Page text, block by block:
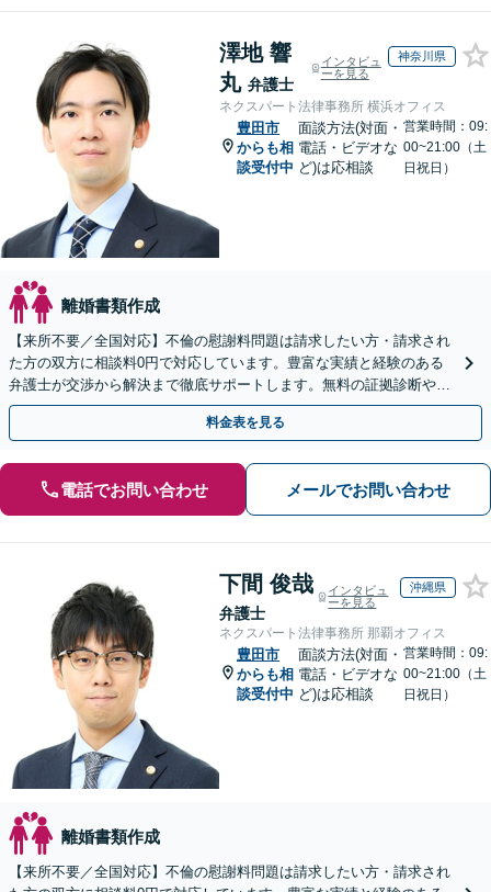
澤地 響
丸 弁護士
インタビュ
ーを見る
神奈川県
ネクスパート法律事務所 横浜オフィス
豊田市
からも相
談受付中
面談方法(対面・
電話・ビデオな
ど)は応相談
営業時間：09:
00~21:00（土
日祝日）
離婚書類作成
【来所不要／全国対応】不倫の慰謝料問題は請求したい方・請求され
た方の双方に相談料0円で対応しています。豊富な実績と経験のある
弁護士が交渉から解決まで徹底サポートします。無料の証拠診断や着
手金の返還保証もありますので安心してご相談ください。
料金表を見る
電話でお問い合わせ メールでお問い合わせ
下間 俊哉
弁護士
インタビュ
ーを見る
沖縄県
ネクスパート法律事務所 那覇オフィス
豊田市
からも相
談受付中
面談方法(対面・
電話・ビデオな
ど)は応相談
営業時間：09:
00~21:00（土
日祝日）
離婚書類作成
【来所不要／全国対応】不倫の慰謝料問題は請求したい方・請求され